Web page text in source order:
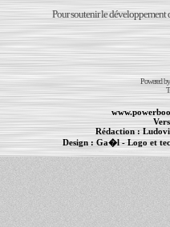
Pour soutenir le développement
Powered
Rédaction :
Design :Ga�l- Logo et
PowerBook